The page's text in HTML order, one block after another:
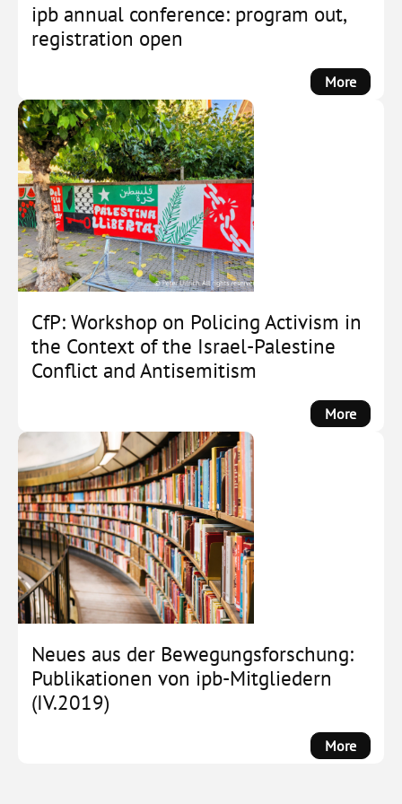
Social
Forces
ipb annual conference: program out,
registration open
More:
CfP: Workshop on Policing Activism in
the Context of the Israel-Palestine
Conflict and Antisemitism
More:
Neues aus der Bewegungsforschung:
Publikationen von ipb-Mitgliedern
(IV.2019)
More: